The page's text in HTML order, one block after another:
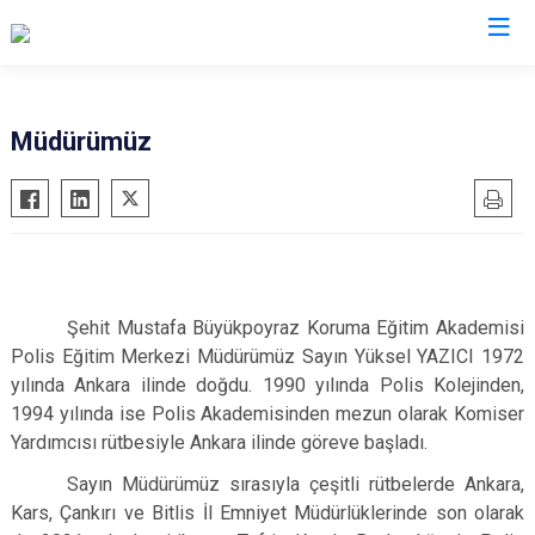
Müdürümüz
Şehit Mustafa Büyükpoyraz Koruma Eğitim Akademisi
Polis Eğitim Merkezi Müdürümüz Sayın Yüksel YAZICI 1972
yılında Ankara ilinde doğdu. 1990 yılında Polis Kolejinden,
1994 yılında ise Polis Akademisinden mezun olarak Komiser
Yardımcısı rütbesiyle Ankara ilinde göreve başladı.
Sayın Müdürümüz sırasıyla çeşitli rütbelerde Ankara,
Kars, Çankırı ve Bitlis İl Emniyet Müdürlüklerinde son olarak